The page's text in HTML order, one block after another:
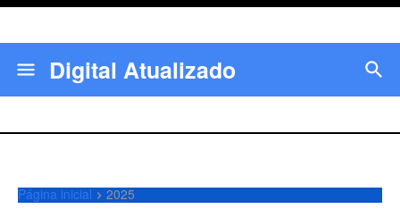
Digital Atualizado
Página inicial 2025